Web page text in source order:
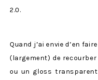
2.0.
Quand j’ai envie d’en
(largement) de
ou un gloss